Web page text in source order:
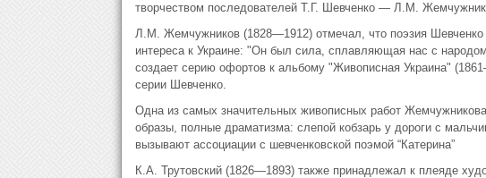
творчеством последователей Т.Г. Шевченко — Л.М.
Л.М. Жемчужников (1828—1912) отмечал, что поэзия
интереса к Украине: "Он был сила, сплавляющая нас с
создает серию офортов к альбому "Живописная Украина"
серии Шевченко.
Одна из самых значительных живописных работ
образы, полные драматизма: слепой кобзарь у дороги с
вызывают ассоциации с шев­ченковской поэмой “Катерина”
К.А. Трутовский (1826—1893) также принадлежал к плеяде